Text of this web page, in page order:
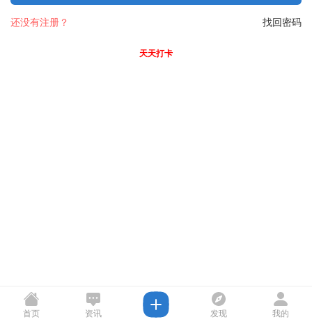
找回密码
还没有注册？
天天打卡
首页 资讯 发现 我的